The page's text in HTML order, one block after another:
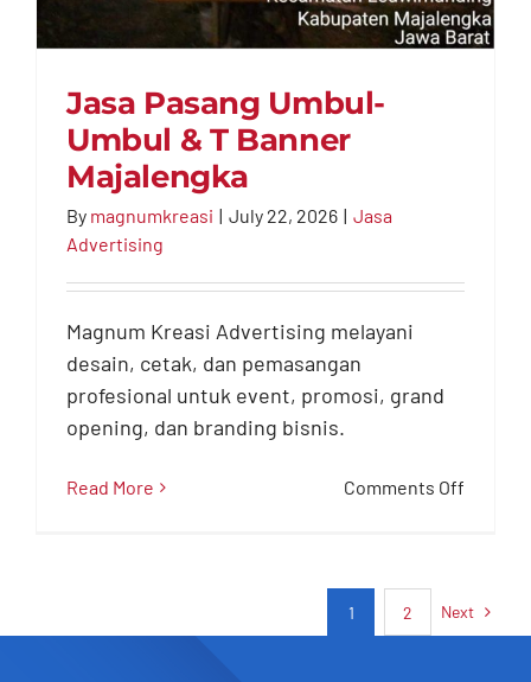
Jasa Pasang Umbul-
Umbul & T Banner
Majalengka
Jasa Advertising
Jasa Pasang Umbul-
Umbul & T Banner
Majalengka
By magnumkreasi | July 22, 2026 | Jasa
Advertising
Magnum Kreasi Advertising melayani
desain, cetak, dan pemasangan
profesional untuk event, promosi, grand
opening, dan branding bisnis.
Read More Comments Off
1 2 Next